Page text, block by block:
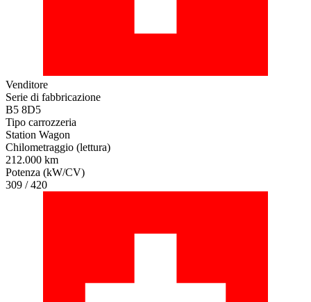
Venditore
Serie di fabbricazione
B5 8D5
Tipo carrozzeria
Station Wagon
Chilometraggio (lettura)
212.000 km
Potenza (kW/CV)
309 / 420